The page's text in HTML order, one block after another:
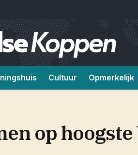
Cultuur Opmerkelijk
op hoogste